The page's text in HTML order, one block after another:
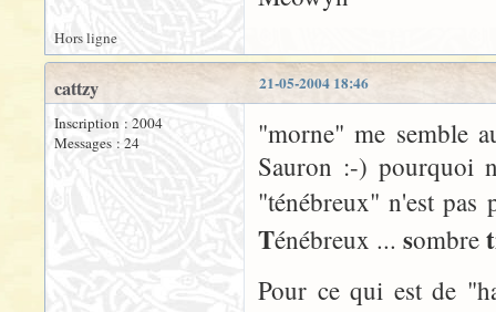
Hors ligne
21-05-2004 18:46
cattzy
Inscription : 2004
Messages : 24
"morne" me semble
Sauron :-) pourquoi
"ténébreux" n'est
Ténébreux ... sombre t
Pour ce qui est de